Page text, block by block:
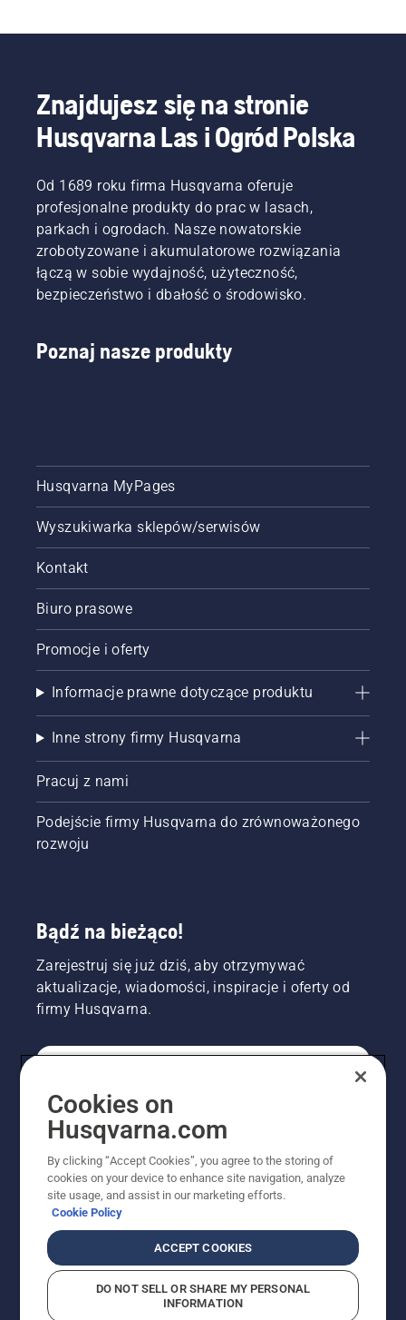
Znajdujesz się na stronie
Husqvarna Las i Ogród Polska
Od 1689 roku firma Husqvarna oferuje
profesjonalne produkty do prac w lasach,
parkach i ogrodach. Nasze nowatorskie
zrobotyzowane i akumulatorowe rozwiązania
łączą w sobie wydajność, użyteczność,
bezpieczeństwo i dbałość o środowisko.
Poznaj nasze produkty
Husqvarna MyPages
Wyszukiwarka sklepów/serwisów
Kontakt
Biuro prasowe
Promocje i oferty
Informacje prawne dotyczące produktu
Inne strony firmy Husqvarna
Pracuj z nami
Podejście firmy Husqvarna do zrównoważonego
rozwoju
Bądź na bieżąco!
Zarejestruj się już dziś, aby otrzymywać
aktualizacje, wiadomości, inspiracje i oferty od
firmy Husqvarna.
PROFESJONALISTA
Cookies on
Husqvarna.com
By clicking “Accept Cookies”, you agree to the storing of
cookies on your device to enhance site navigation, analyze
site usage, and assist in our marketing efforts.
Cookie Policy
ACCEPT COOKIES
DO NOT SELL OR SHARE MY PERSONAL
INFORMATION